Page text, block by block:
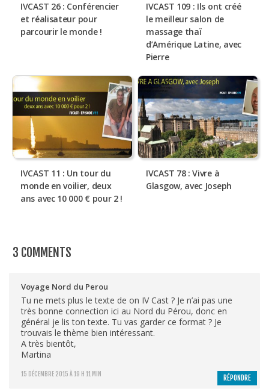
IVCAST 26 : Conférencier
et réalisateur pour
parcourir le monde !
IVCAST 109 : Ils ont créé
le meilleur salon de
massage thaï
d’Amérique Latine, avec
Pierre
IVCAST 11 : Un tour du
monde en voilier, deux
ans avec 10 000 € pour 2 !
IVCAST 78 : Vivre à
Glasgow, avec Joseph
3 COMMENTS
Voyage Nord du Perou
15 DÉCEMBRE 2015 À 19 H 11 MIN
Tu ne mets plus le texte de on IV Cast ? Je n’ai pas une
très bonne connection ici au Nord du Pérou, donc en
général je lis ton texte. Tu vas garder ce format ? Je
trouvais le thème bien intéressant.
A très bientôt,
Martina
RÉPONDRE